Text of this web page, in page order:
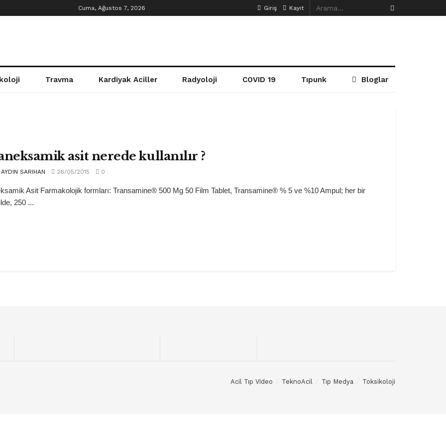
Cuma, Ağustos 7, 2026 Giriş Kayıt
Travma Kardiyak Aciller Radyoloji COVID 19 Tıpunk Bloglar
asit nerede kullanılır ?
AYDIN SARIHAN 26/05/2015 0
Asit Farmakolojik formları: Transamine® 500 Mg 50 Film Tablet, Transamine® % 5 ve %10 Ampul; her bir
250 ...
Acil Tıp Video TeknoAcil Tıp Medya Toksikoloji